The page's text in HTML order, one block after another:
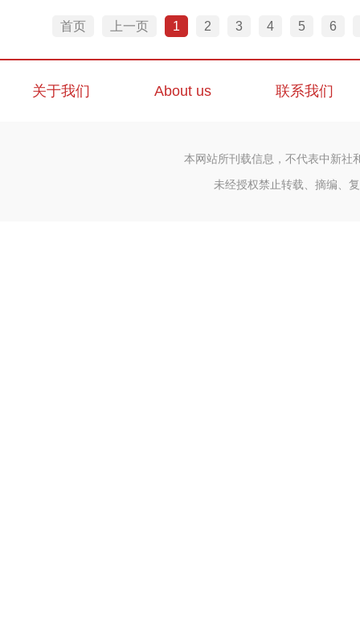
首页 上一页 1 2 3 4 5 6
关于我们 About us 联系我们
本网站所刊载信息，不代表中新社
未经授权禁止转载、摘编、